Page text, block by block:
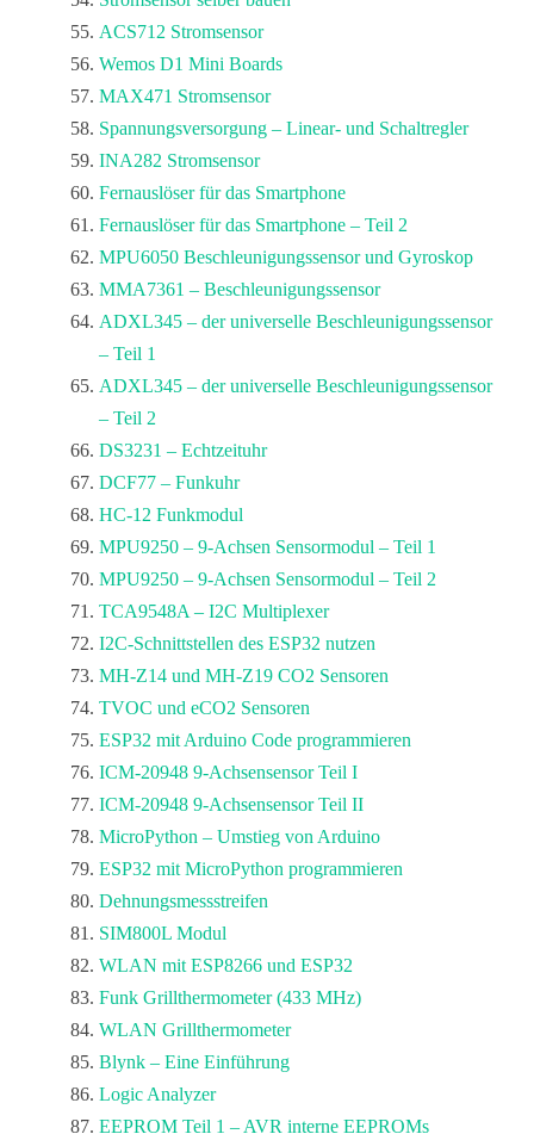
ACS712 Stromsensor
Wemos D1 Mini Boards
MAX471 Stromsensor
Spannungsversorgung – Linear- und Schaltregler
INA282 Stromsensor
Fernauslöser für das Smartphone
Fernauslöser für das Smartphone – Teil 2
MPU6050 Beschleunigungssensor und Gyroskop
MMA7361 – Beschleunigungssensor
ADXL345 – der universelle Beschleunigungssensor
– Teil 1
ADXL345 – der universelle Beschleunigungssensor
– Teil 2
DS3231 – Echtzeituhr
DCF77 – Funkuhr
HC-12 Funkmodul
MPU9250 – 9-Achsen Sensormodul – Teil 1
MPU9250 – 9-Achsen Sensormodul – Teil 2
TCA9548A – I2C Multiplexer
I2C-Schnittstellen des ESP32 nutzen
MH-Z14 und MH-Z19 CO2 Sensoren
TVOC und eCO2 Sensoren
ESP32 mit Arduino Code programmieren
ICM-20948 9-Achsensensor Teil I
ICM-20948 9-Achsensensor Teil II
MicroPython – Umstieg von Arduino
ESP32 mit MicroPython programmieren
Dehnungsmessstreifen
SIM800L Modul
WLAN mit ESP8266 und ESP32
Funk Grillthermometer (433 MHz)
WLAN Grillthermometer
Blynk – Eine Einführung
Logic Analyzer
EEPROM Teil 1 – AVR interne EEPROMs